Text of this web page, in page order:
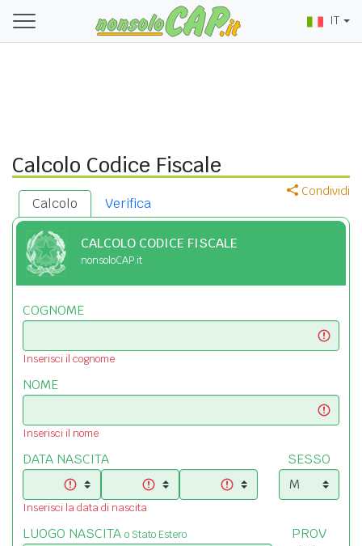
IT
Calcolo Codice Fiscale
Condividi
Calcolo Verifica
CALCOLO CODICE FISCALE
nonsoloCAP.it
COGNOME
Inserisci il cognome
NOME
Inserisci il nome
DATA NASCITA
Inserisci la data di nascita
SESSO
LUOGO NASCITA o Stato Estero PROV